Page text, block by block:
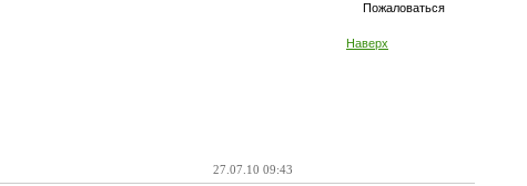
Пожаловаться
Наверх
27.07.10 09:43